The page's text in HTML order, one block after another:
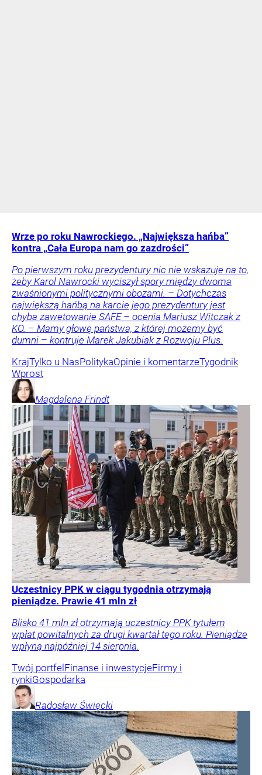
Wrze po roku Nawrockiego. „Największa hańba”
kontra „Cała Europa nam go zazdrości”
Po pierwszym roku prezydentury nic nie wskazuje na to,
żeby Karol Nawrocki wyciszył spory między dwoma
zwaśnionymi politycznymi obozami. – Dotychczas
największą hańbą na karcie jego prezydentury jest
chyba zawetowanie SAFE – ocenia Mariusz Witczak z
KO. – Mamy głowę państwa, z której możemy być
dumni – kontruje Marek Jakubiak z Rozwoju Plus.
KrajTylko u NasPolitykaOpinie i komentarzeTygodnik
Wprost
Magdalena Frindt
Uczestnicy PPK w ciągu tygodnia otrzymają
pieniądze. Prawie 41 mln zł
Blisko 41 mln zł otrzymają uczestnicy PPK tytułem
wpłat powitalnych za drugi kwartał tego roku. Pieniądze
wpłyną najpóźniej 14 sierpnia.
Twój portfelFinanse i inwestycjeFirmy i
rynkiGospodarka
Radosław Święcki